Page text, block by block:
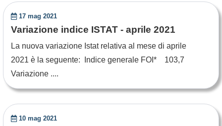
17 mag 2021
Variazione indice ISTAT - aprile 2021
La nuova variazione Istat relativa al mese di aprile
2021 è la seguente: Indice generale FOI* 103,7
Variazione ....
10 mag 2021